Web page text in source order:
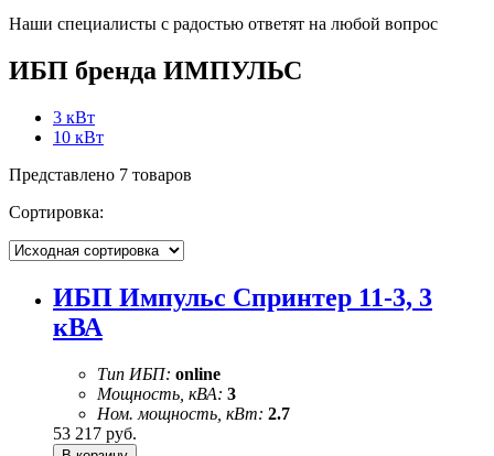
Наши специалисты с радостью ответят на любой вопрос
ИБП бренда ИМПУЛЬС
3 кВт
10 кВт
Представлено 7 товаров
Сортировка:
ИБП Импульс Спринтер 11-3, 3
кВА
Тип ИБП: online
Мощность, кВА: 3
Ном. мощность, кВт: 2.7
53 217 руб.